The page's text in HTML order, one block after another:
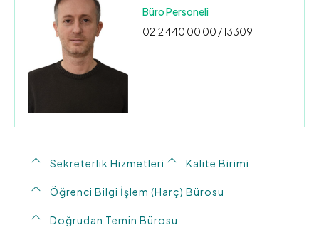
Büro Personeli
0212 440 00 00 / 13309
Sekreterlik Hizmetleri Kalite Birimi
Öğrenci Bilgi İşlem (Harç) Bürosu
Doğrudan Temin Bürosu